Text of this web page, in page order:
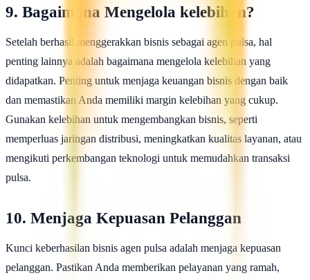
9. Bagaimana Mengelola kelebihan?
Setelah berhasil menggerakkan bisnis sebagai agen pulsa, hal
penting lainnya adalah bagaimana mengelola kelebihan yang
didapatkan. Penting untuk menjaga keuangan bisnis dengan baik
dan memastikan Anda memiliki margin kelebihan yang cukup.
Gunakan kelebihan untuk mengembangkan bisnis, seperti
memperluas jaringan distribusi, meningkatkan kualitas layanan, atau
mengikuti perkembangan teknologi untuk memudahkan transaksi
pulsa.
10. Menjaga Kepuasan Pelanggan
Kunci keberhasilan bisnis agen pulsa adalah menjaga kepuasan
pelanggan. Pastikan Anda memberikan pelayanan yang ramah,